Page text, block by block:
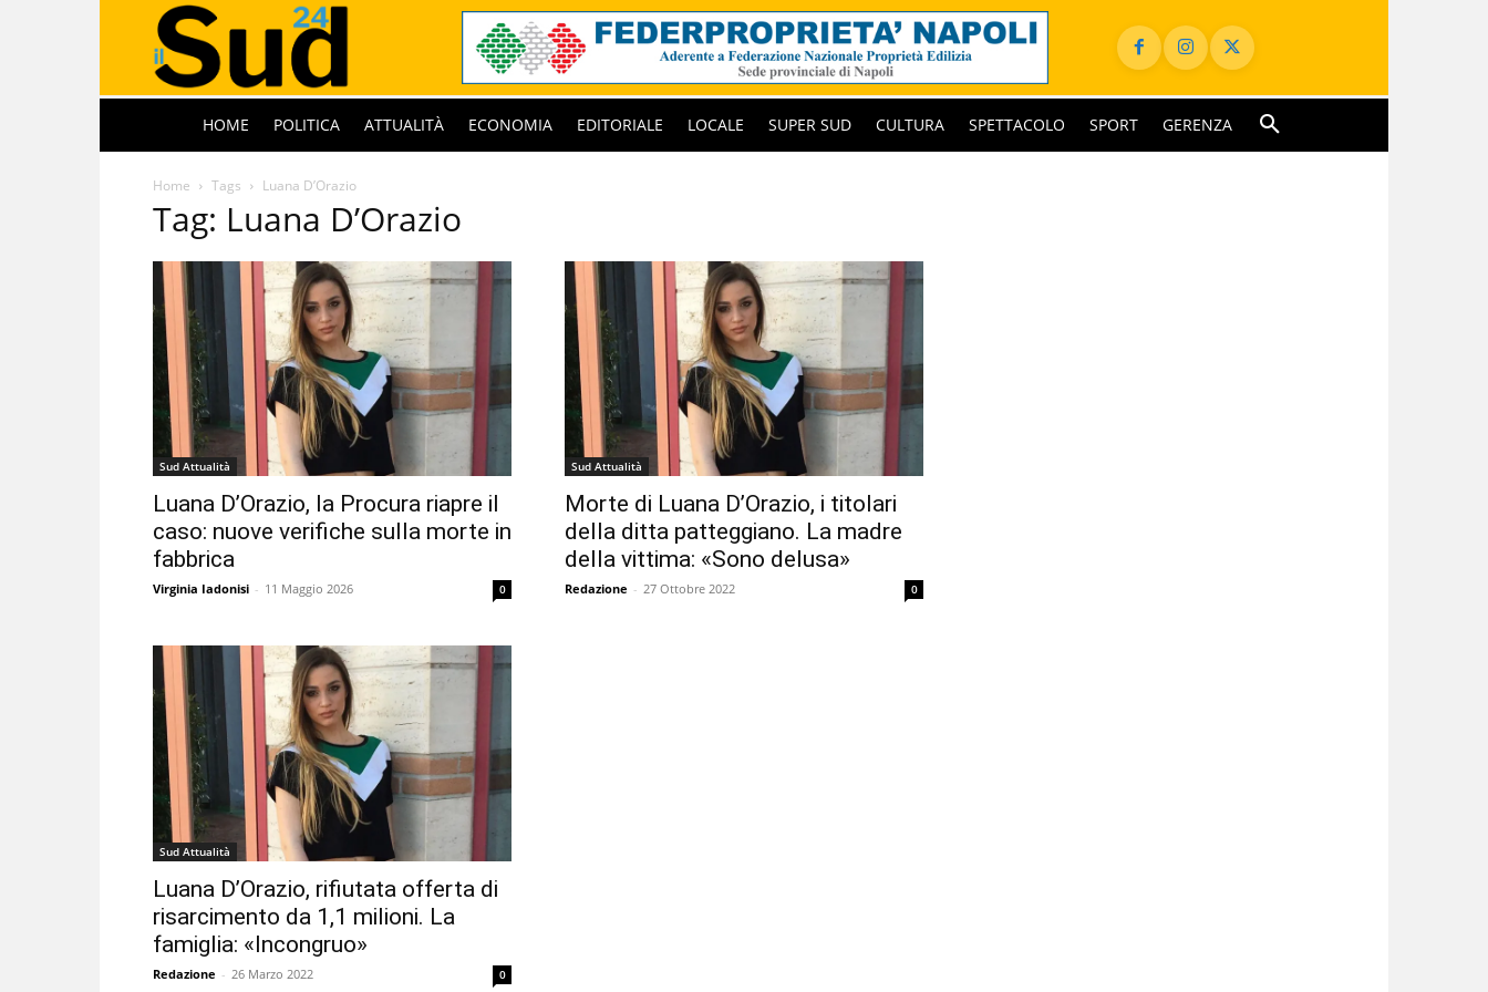
HOME POLITICA ATTUALITÀ ECONOMIA EDITORIALE LOCALE SUPER SUD CULTURA SPETTACOLO SPORT GERENZA
Home Tags Luana D’Orazio
Tag: Luana D’Orazio
Sud Attualità
Luana D’Orazio, la Procura riapre il
caso: nuove verifiche sulla morte in
fabbrica
Virginia Iadonisi - 11 Maggio 2026 0
Sud Attualità
Morte di Luana D’Orazio, i titolari
della ditta patteggiano. La madre
della vittima: «Sono delusa»
Redazione - 27 Ottobre 2022 0
Sud Attualità
Luana D’Orazio, rifiutata offerta di
risarcimento da 1,1 milioni. La
famiglia: «Incongruo»
Redazione - 26 Marzo 2022 0